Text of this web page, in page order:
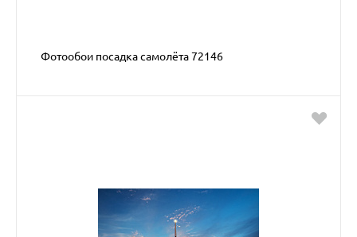
Фотообои посадка самолёта 72146